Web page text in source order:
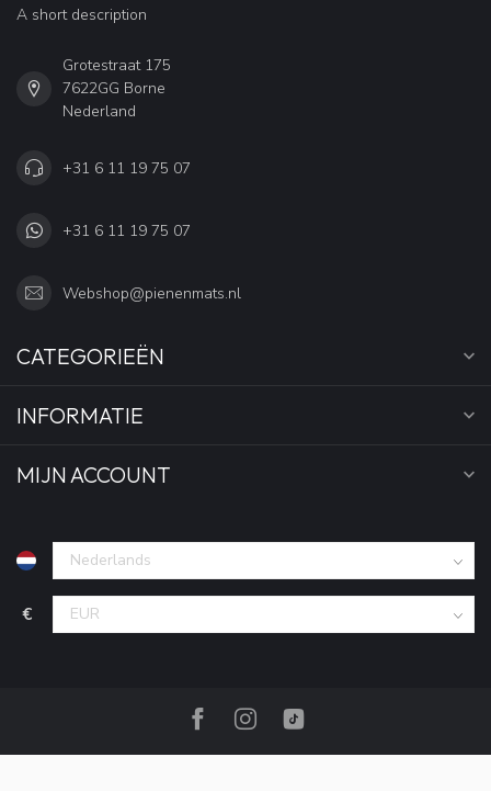
A short description
Grotestraat 175
7622GG Borne
Nederland
+31 6 11 19 75 07
+31 6 11 19 75 07
Webshop@pienenmats.nl
CATEGORIEËN
INFORMATIE
MIJN ACCOUNT
€